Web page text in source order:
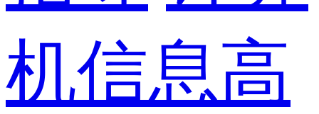
机信息高